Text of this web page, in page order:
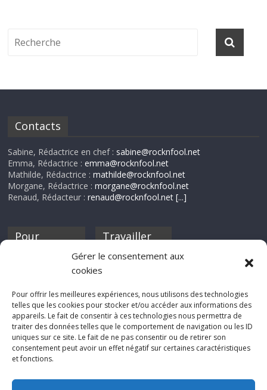
Gérer le consentement aux
cookies
Pour offrir les meilleures expériences, nous utilisons des technologies
telles que les cookies pour stocker et/ou accéder aux informations des
appareils. Le fait de consentir à ces technologies nous permettra de
traiter des données telles que le comportement de navigation ou les ID
uniques sur ce site. Le fait de ne pas consentir ou de retirer son
consentement peut avoir un effet négatif sur certaines caractéristiques
et fonctions.
Contacts
Sabine, Rédactrice en chef : sabine@rocknfool.net
Emma, Rédactrice :emma@rocknfool.net
Mathilde, Rédactrice :mathilde@rocknfool.net
Morgane, Rédactrice :morgane@rocknfool.net
Renaud, Rédacteur :renaud@rocknfool.net [...]
Pour
discothèque
Travailler
Si tu souhaites
Rocknfool, n'hésite
pas à nous envoyer
tes chroniques de
concerts, de films,
séries ou des billets
d'humeur :
net